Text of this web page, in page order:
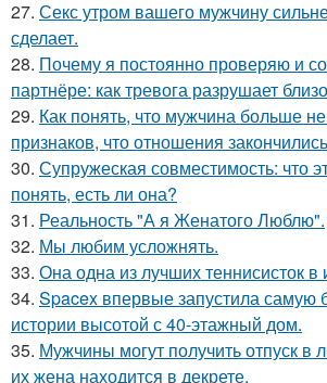
27. Секс утром вашего мужчину
сделает.
28. Почему я постоянно проверяю и
партнёре: как тревога разрушает
29. Как понять, что мужчина больше
признаков, что отношения
30. Супружеская совместимость: что
понять, есть ли она?
31. Реальность "А я Женатого Люблю".
32. Мы любим усложнять.
33. Она одна из лучших теннисисток в
34. Spacex впервые запустила самую
истории высотой с 40-этажный дом.
35. Мужчины могут получить отпуск в
их жена находится в декрете.